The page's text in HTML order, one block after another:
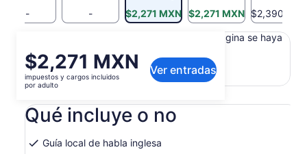
- - $2,271 MXN $2,271 MXN $2,390
El
precio
es
$2,271 MXN.
por
adulto
$2,271 MXN
impuestos y cargos incluidos
por adulto
Ver entradas
Es posible que el contenido de esta página se haya
Ver texto original (en inglés)
Opinar sobre esta traducción
en
Qué incluye o no
Guía local de habla inglesa